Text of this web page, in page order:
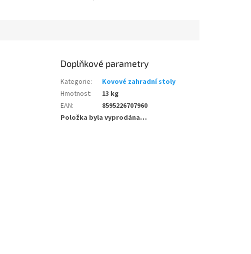
Doplňkové parametry
Kategorie:
Kovové zahradní stoly
Hmotnost:
13 kg
EAN:
8595226707960
Položka byla vyprodána…